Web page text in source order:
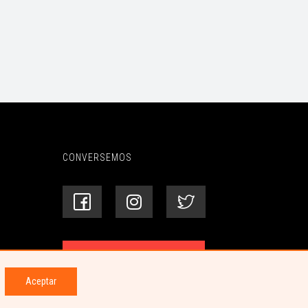
Aceptar
CONVERSEMOS